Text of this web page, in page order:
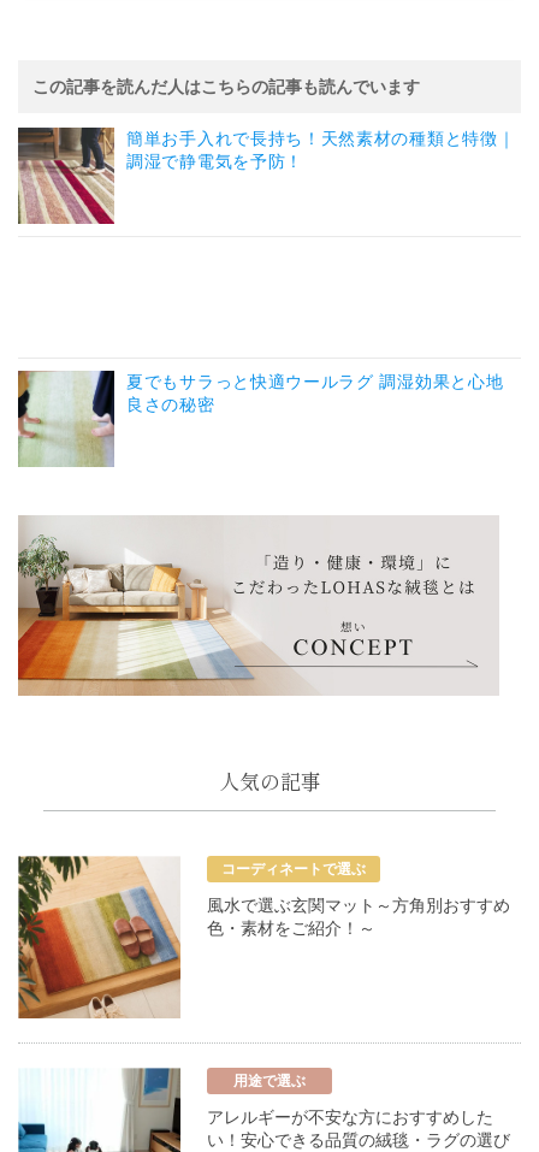
この記事を読んだ人はこちらの記事も読んでいます
簡単お手入れで長持ち！天然素材の種類と特徴｜
調湿で静電気を予防！
夏でもサラっと快適ウールラグ 調湿効果と心地
良さの秘密
人気の記事
コーディネートで選ぶ
風水で選ぶ玄関マット～方角別おすすめ
色・素材をご紹介！～
用途で選ぶ
アレルギーが不安な方におすすめした
い！安心できる品質の絨毯・ラグの選び